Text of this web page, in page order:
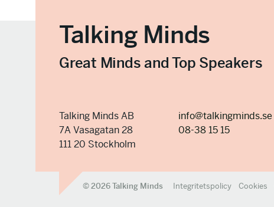
Talking Minds
Great Minds and Top Speakers
Talking Minds AB
7A Vasagatan 28
111 20 Stockholm
info@talkingminds.se
08-38 15 15
© 2026 Talking Minds Integritetspolicy Cookies